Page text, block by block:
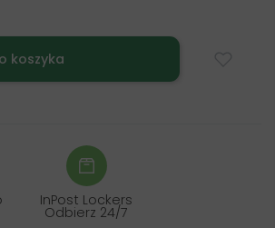
koszyka
InPost Lockers
Odbierz 24/7